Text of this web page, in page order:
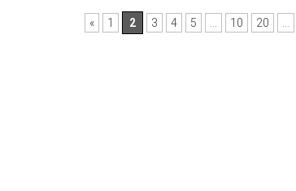
« 1 2 3 4 5 10 20